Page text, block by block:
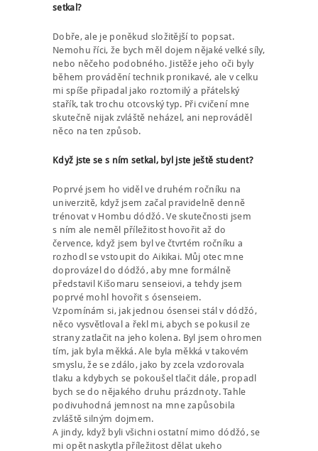
setkal?
Dobře, ale je poněkud složitější to popsat.
Nemohu říci, že bych měl dojem nějaké velké síly,
nebo něčeho podobného. Jistěže jeho oči byly
během provádění technik pronikavé, ale v celku
mi spíše připadal jako roztomilý a přátelský
stařík, tak trochu otcovský typ. Při cvičení mne
skutečně nijak zvláště neházel, ani neprováděl
něco na ten způsob.
Když jste se s ním setkal, byl jste ještě student?
Poprvé jsem ho viděl ve druhém ročníku na
univerzitě, když jsem začal pravidelně denně
trénovat v Hombu dódžó. Ve skutečnosti jsem
s ním ale neměl příležitost hovořit až do
července, když jsem byl ve čtvrtém ročníku a
rozhodl se vstoupit do Aikikai. Můj otec mne
doprovázel do dódžó, aby mne formálně
představil Kišomaru senseiovi, a tehdy jsem
poprvé mohl hovořit s ósenseiem.
Vzpomínám si, jak jednou ósensei stál v dódžó,
něco vysvětloval a řekl mi, abych se pokusil ze
strany zatlačit na jeho kolena. Byl jsem ohromen
tím, jak byla měkká. Ale byla měkká v takovém
smyslu, že se zdálo, jako by zcela vzdorovala
tlaku a kdybych se pokoušel tlačit dále, propadl
bych se do nějakého druhu prázdnoty. Tahle
podivuhodná jemnost na mne zapůsobila
zvláště silným dojmem.
A jindy, když byli všichni ostatní mimo dódžó, se
mi opět naskytla příležitost dělat ukeho